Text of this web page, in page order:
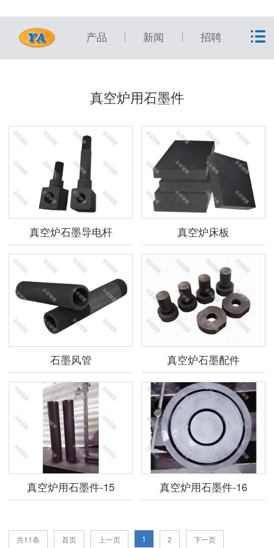
产品 新闻 招聘
真空炉用石墨件
真空炉石墨导电杆 真空炉床板
石墨风管 真空炉石墨配件
真空炉用石墨件-15 真空炉用石墨件-16
共11条 首页 上一页 1 2 下一页